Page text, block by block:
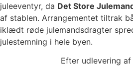
juleeventyr, da Det Store
af stablen. Arrangementet tiltrak
iklædt røde julemandsdragter
julestemning i hele byen.
Efter udlevering